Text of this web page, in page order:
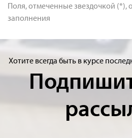
Поля, отмеченные звездочкой (*),
заполнения
Хотите всегда быть в курсе